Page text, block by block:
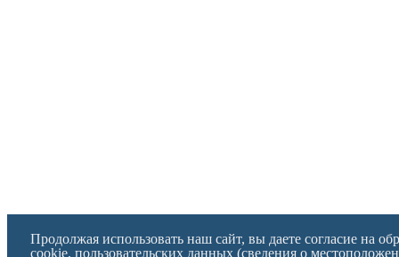
Продолжая использовать наш сайт, вы даете согласие на
cookie, пользовательских данных (сведения о